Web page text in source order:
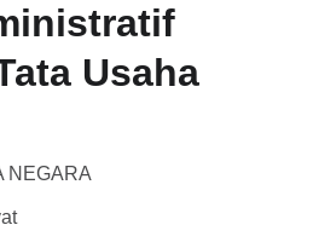
Usaha
NEGARA